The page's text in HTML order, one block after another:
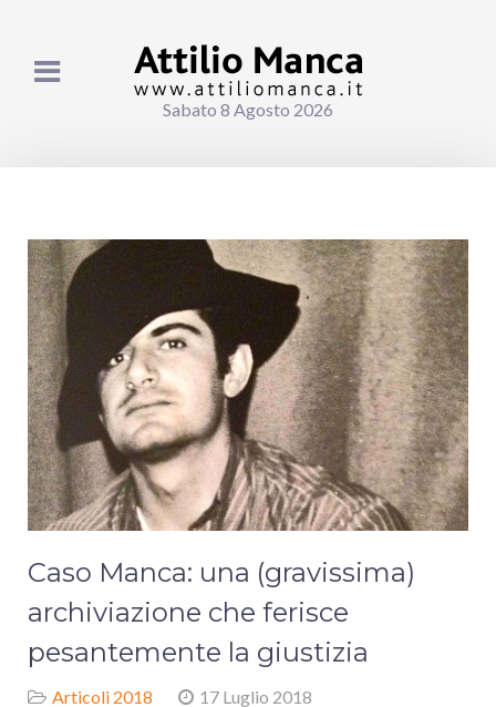
Sabato 8 Agosto 2026
Caso Manca: una (gravissima)
archiviazione che ferisce
pesantemente la giustizia
Articoli 2018 17 Luglio 2018